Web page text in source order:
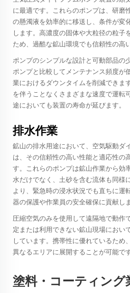
に最適です。これらのポンプは、研磨
の懸濁液を効率的に移送し、条件が変
します。高濃度の固体や大粒径の粒子
ため、過酷な鉱山環境でも信頼性の高
ポンプのシンプルな設計と可動部品の
ポンプと比較してメンテナンス頻度が
業におけるダウンタイムを削減できま
を伴うことなくさまざまな速度で運転
途においても装置の寿命が延びます。
排水作業
鉱山の排水用途において、空気駆動ダ
は、その信頼性の高い性能と適応性の
す。これらのポンプは鉱山作業から効
水だけでなく、土砂を含む流体も同様
より、緊急時の浸水状況でも直ちに運
器の保護や作業員の安全確保に貢献しま
圧縮空気のみを使用して遠隔地で動作
定または利用できない鉱山現場におい
しています。携帯性に優れているため
異なるエリアに展開することが可能です
塗料・コーティング